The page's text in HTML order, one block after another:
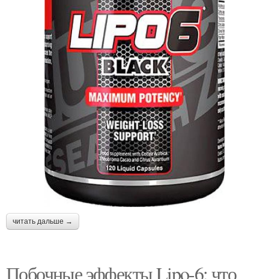
читать дальше →
Побочные эффекты Lipo-6: что